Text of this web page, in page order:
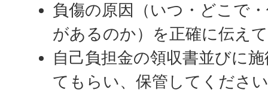
負傷の原因（いつ・どこで
があるのか）を正確に伝え
自己負担金の領収書並びに
てもらい、保管してくださ